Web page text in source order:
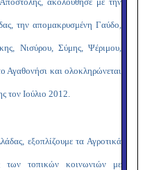
την απομακρυσμένη Γαύδο,
Νισύρου, Σύμης, Ψέριμου,
Αγαθονήσι και ολοκληρώνεται
τον Ιούλιο 2012.
εξοπλίζουμε τα Αγροτικά
των τοπικών κοινωνιών με